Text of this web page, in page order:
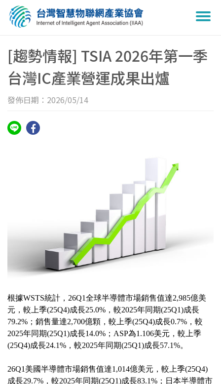
[趨勢情報] TSIA 2026年第一季
台灣IC產業營運成果出爐
發佈日期：2026/05/14
根據WSTS統計，26Q1全球半導體市場銷售值達2,985億美
元，較上季(25Q4)成長25.0%，較2025年同期(25Q1)成長
79.2%；銷售量達2,700億顆，較上季(25Q4)成長0.7%，較
2025年同期(25Q1)成長14.0%；ASP為1.106美元，較上季
(25Q4)成長24.1%，較2025年同期(25Q1)成長57.1%。
26Q1美國半導體市場銷售值達1,014億美元，較上季(25Q4)
成長29.7%，較2025年同期(25Q1)成長83.1%；日本半導體市